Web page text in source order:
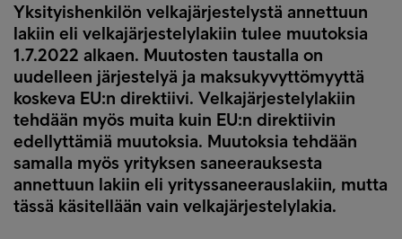
Yksityishenkilön velkajärjestelystä annettuun
lakiin eli velkajärjestelylakiin tulee muutoksia
1.7.2022 alkaen. Muutosten taustalla on
uudelleen järjestelyä ja maksukyvyttömyyttä
koskeva EU:n direktiivi. Velkajärjestelylakiin
tehdään myös muita kuin EU:n direktiivin
edellyttämiä muutoksia. Muutoksia tehdään
samalla myös yrityksen saneerauksesta
annettuun lakiin eli yrityssaneerauslakiin, mutta
tässä käsitellään vain velkajärjestelylakia.